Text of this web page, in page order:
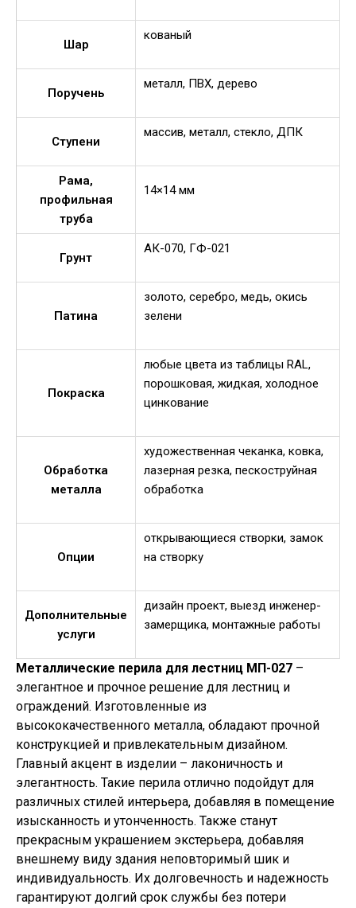
Шар
кованый
Поручень
металл, ПВХ, дерево
Ступени
массив, металл, стекло, ДПК
Рама,
профильная
труба
14×14 мм
Грунт
АК-070, ГФ-021
Патина
золото, серебро, медь, окись
зелени
Покраска
любые цвета из таблицы RAL,
порошковая, жидкая, холодное
цинкование
Обработка
металла
художественная чеканка, ковка,
лазерная резка, пескоструйная
обработка
Опции
открывающиеся створки, замок
на створку
Дополнительные
услуги
дизайн проект, выезд инженер-
замерщика, монтажные работы
Металлические перила для лестниц МП-027 –
элегантное и прочное решение для лестниц и
ограждений. Изготовленные из
высококачественного металла, обладают прочной
конструкцией и привлекательным дизайном.
Главный акцент в изделии – лаконичность и
элегантность. Такие перила отлично подойдут для
различных стилей интерьера, добавляя в помещение
изысканность и утонченность. Также станут
прекрасным украшением экстерьера, добавляя
внешнему виду здания неповторимый шик и
индивидуальность. Их долговечность и надежность
гарантируют долгий срок службы без потери